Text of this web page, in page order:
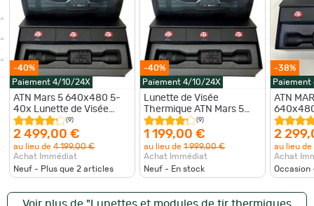
-40%
Paiement 4/10/24X
ATN Mars 5 640x480 5-
40x Lunette de Visée
Thermique Smart HD
Calculateur Balistique
NEUF
(9)
2 499,00 €
au lieu de 4 199,00 €
Achat Immédiat
Neuf - Plus que 2 articles
-40%
Paiement 4/10/24X
Lunette de Visée
Thermique ATN Mars 5
320x240 5-20x Smart HD
calculateur balistique
NEUF
(9)
1 199,00 €
au lieu de 1 999,00 €
Achat Immédiat
Neuf - En stock
-38%
ATN
2
au lieu de
Achat
Occasion
Voir plus de "Lunettes et modules de tir thermiques